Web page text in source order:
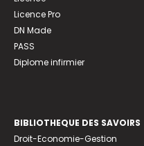
Licence Pro
DN Made
PASS
Diplome infirmier
BIBLIOTHEQUE DES SAVOIRS
Droit-Economie-Gestion